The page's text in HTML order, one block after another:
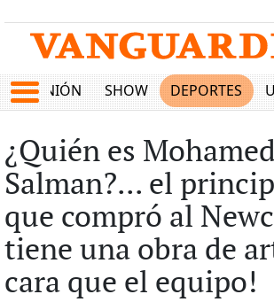
OPINIÓN SHOW DEPORTES
¿Quién es
Salman?... el
que compró al
tiene una obra de
cara que el equipo!